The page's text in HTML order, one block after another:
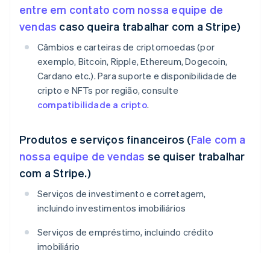
entre em contato com nossa equipe de
vendas caso queira trabalhar com a Stripe)
Câmbios e carteiras de criptomoedas (por
exemplo, Bitcoin, Ripple, Ethereum, Dogecoin,
Cardano etc.). Para suporte e disponibilidade de
cripto e NFTs por região, consulte
compatibilidade a cripto.
Produtos e serviços financeiros (Fale com a
nossa equipe de vendas se quiser trabalhar
com a Stripe.)
Serviços de investimento e corretagem,
incluindo investimentos imobiliários
Serviços de empréstimo, incluindo crédito
imobiliário